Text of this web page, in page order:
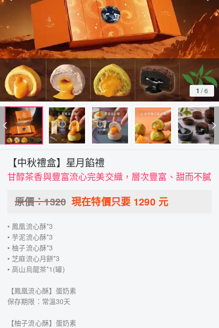
1 /6
【中秋禮盒】星月餡禮
甘醇茶香與豐富流心完美交織，層次豐富、甜而不膩
原價：1320 現在特價只要 1290元
• 鳳凰流心酥*3
• 芋泥流心酥*3
• 柚子流心酥*3
• 芝麻流心月餅*3
• 高山烏龍茶*1(罐)
【鳳凰流心酥】蛋奶素
保存期限：常溫30天
【柚子流心酥】蛋奶素